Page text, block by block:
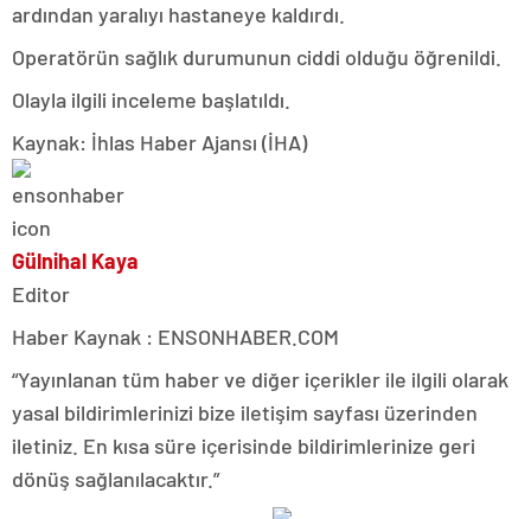
ardından yaralıyı hastaneye kaldırdı.
Operatörün sağlık durumunun ciddi olduğu öğrenildi.
Olayla ilgili inceleme başlatıldı.
Kaynak: İhlas Haber Ajansı (İHA)
Gülnihal Kaya
Editor
Haber Kaynak : ENSONHABER.COM
“Yayınlanan tüm haber ve diğer içerikler ile ilgili olarak
yasal bildirimlerinizi bize iletişim sayfası üzerinden
iletiniz. En kısa süre içerisinde bildirimlerinize geri
dönüş sağlanılacaktır.”